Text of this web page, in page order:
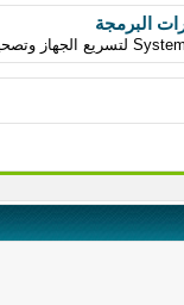
البرمجة